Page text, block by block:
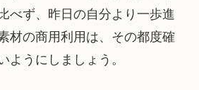
べず、昨日の自分より一歩進
材の商用利用は、その都度確
ようにしましょう。